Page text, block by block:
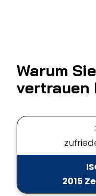
Warum
vertrauen
2015